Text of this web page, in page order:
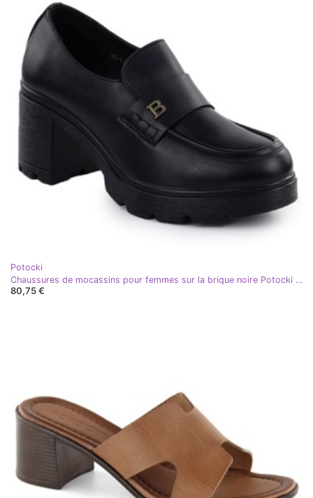
Potocki
Chaussures de mocassins pour femmes sur la brique noire Potocki SZ12700
80,75 €